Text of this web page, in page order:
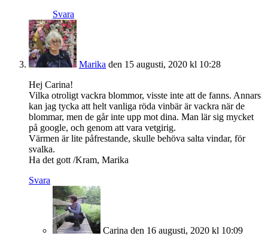
Svara
Marika den 15 augusti, 2020 kl 10:28
Hej Carina!
Vilka otroligt vackra blommor, visste inte att de fanns. Annars
kan jag tycka att helt vanliga röda vinbär är vackra när de
blommar, men de går inte upp mot dina. Man lär sig mycket
på google, och genom att vara vetgirig.
Värmen är lite påfrestande, skulle behöva salta vindar, för
svalka.
Ha det gott /Kram, Marika
Svara
Carina den 16 augusti, 2020 kl 10:09